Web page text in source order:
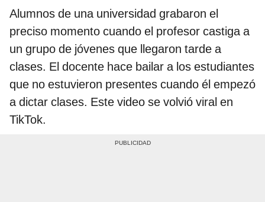
Alumnos de una universidad grabaron el
preciso momento cuando el profesor castiga a
un grupo de jóvenes que llegaron tarde a
clases. El docente hace bailar a los estudiantes
que no estuvieron presentes cuando él empezó
a dictar clases. Este video se volvió viral en
TikTok.